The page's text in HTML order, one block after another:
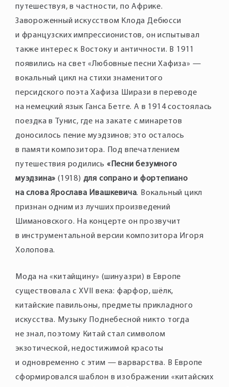
путешествуя, в частности, по Африке.
Завороженный искусством Клода Дебюсси
и французских импрессионистов, он испытывал
также интерес к Востоку и античности. В 1911
появились на свет «Любовные песни Хафиза» —
вокальный цикл на стихи знаменитого
персидского поэта Хафиза Ширази в переводе
на немецкий язык Ганса Бетге. А в 1914 состоялась
поездка в Тунис, где на закате с минаретов
доносилось пение муэдзинов; это осталось
в памяти композитора. Под впечатлением
путешествия родились «Песни безумного
муэдзина» (1918) для сопрано и фортепиано
на слова Ярослава Ивашкевича. Вокальный цикл
признан одним из лучших произведений
Шимановского. На концерте он прозвучит
в инструментальной версии композитора Игоря
Холопова.
Мода на «китайщину» (шинуазри) в Европе
существовала с XVII века: фарфор, шёлк,
китайские павильоны, предметы прикладного
искусства. Музыку Поднебесной никто тогда
не знал, поэтому Китай стал символом
экзотической, недостижимой красоты
и одновременно с этим — варварства. В Европе
сформировался шаблон в изображении «китайских